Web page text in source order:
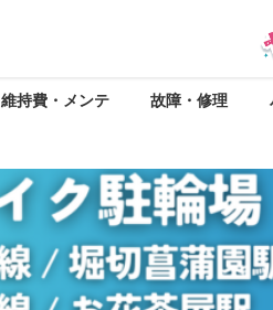
維持費・メンテ 故障・修理